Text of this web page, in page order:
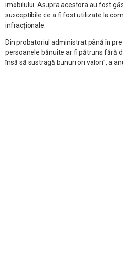
imobilului. Asupra acestora au fost
susceptibile de a fi fost utilizate la
infracționale.
Din probatoriul administrat până în
persoanele bănuite ar fi pătruns fără
însă să sustragă bunuri ori valori”, a